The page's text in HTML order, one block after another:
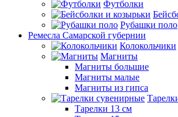
Футболки
Рубашки поло
Ремесла Самарской губернии
Колокольчики
Магниты
Магниты большие
Магниты малые
Магниты из гипса
Тарелки 13 см